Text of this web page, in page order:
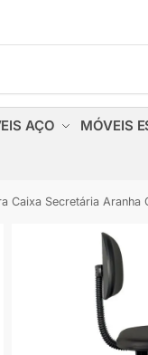
AÇO MÓVEIS
Caixa Secretária Aranha